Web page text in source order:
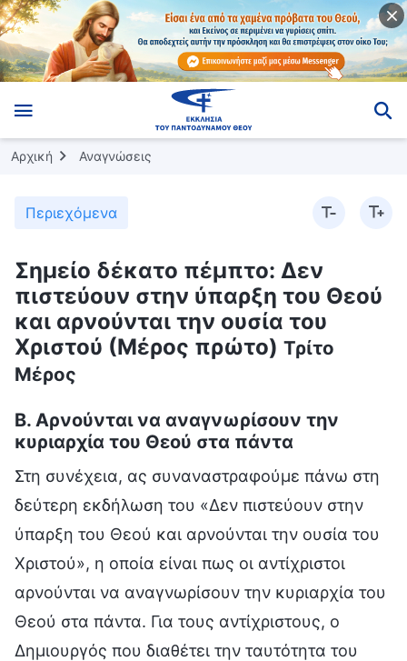
Αρχική Αναγνώσεις
Περιεχόμενα
Σημείο δέκατο πέμπτο: Δεν
πιστεύουν στην ύπαρξη του Θεού
και αρνούνται την ουσία του
Χριστού (Μέρος πρώτο) Τρίτο
Μέρος
Β. Αρνούνται να αναγνωρίσουν την
κυριαρχία του Θεού στα πάντα
Στη συνέχεια, ας συναναστραφούμε πάνω στη
δεύτερη εκδήλωση του «Δεν πιστεύουν στην
ύπαρξη του Θεού και αρνούνται την ουσία του
Χριστού», η οποία είναι πως οι αντίχριστοι
αρνούνται να αναγνωρίσουν την κυριαρχία του
Θεού στα πάντα. Για τους αντίχριστους, ο
Δημιουργός που διαθέτει την ταυτότητα του